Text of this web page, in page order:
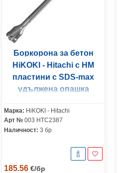
Боркорона за бетон
HiKOKI - Hitachi с HM
пластини с SDS-max
удължена опашка
Марка: HiKOKI - Hitachi
Арт № 003 HTC2387
Наличност: 3 бр
185.56 €/бр